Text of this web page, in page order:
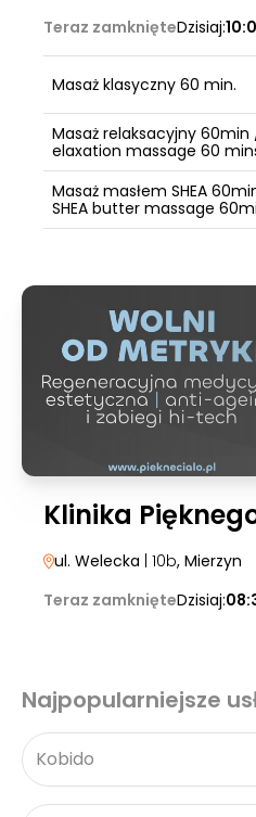
Teraz zamknięteDzisiaj:
Masaż klasyczny 60 min.
Masaż relaksacyjny 60min
elaxation massage 60
Masaż masłem SHEA
SHEA butter massage
Klinika
ul. Welecka | 10b, Mierzyn
Teraz zamknięteDzisiaj:
Najpopularniejsze
Kobido